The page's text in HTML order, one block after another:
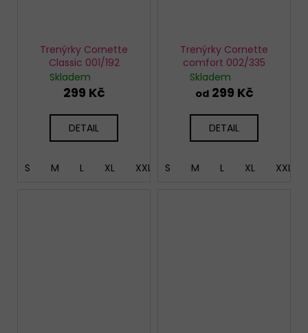
Trenýrky Cornette
Classic 001/192
Skladem
299 Kč
DETAIL
S M L XL XXL
Trenýrky Cornette
comfort 002/335
Skladem
od299 Kč
DETAIL
S M L XL XXL